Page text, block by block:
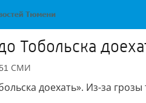
Тобольска
СМИ
доехать». Из-за